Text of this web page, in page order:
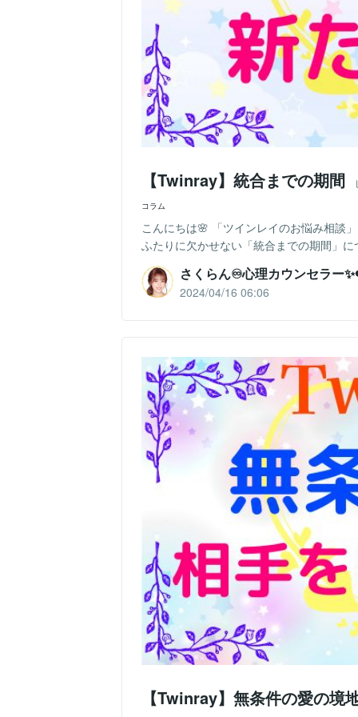
【Twinray】統合までの期間
コラム
こんにちは🌸 「ツインレイのお悩み相談
ふたりに欠かせない「統合までの期間」
さくらん♾️心理カウンセラー
2024/04/16 06:06
【Twinray】無条件の愛の境